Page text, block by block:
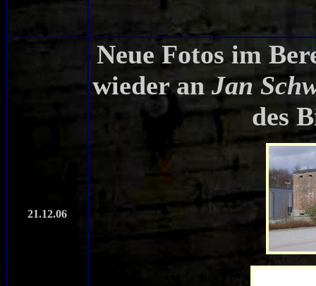
21.12.06
Neue Fotos im
wieder an Jan
des